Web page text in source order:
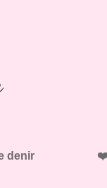
denir